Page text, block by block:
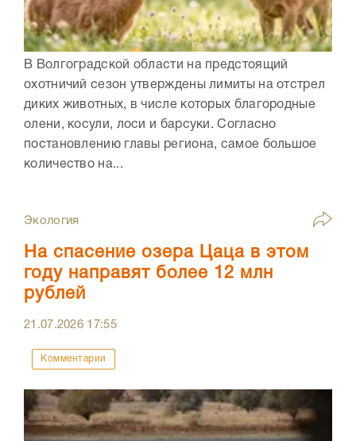
В Волгоградской области на предстоящий
охотничий сезон утверждены лимиты на отстрел
диких животных, в числе которых благородные
олени, косули, лоси и барсуки. Согласно
постановлению главы региона, самое большое
количество на...
Экология
На спасение озера Цаца в этом
году направят более 12 млн
рублей
21.07.2026 17:55
Комментарии